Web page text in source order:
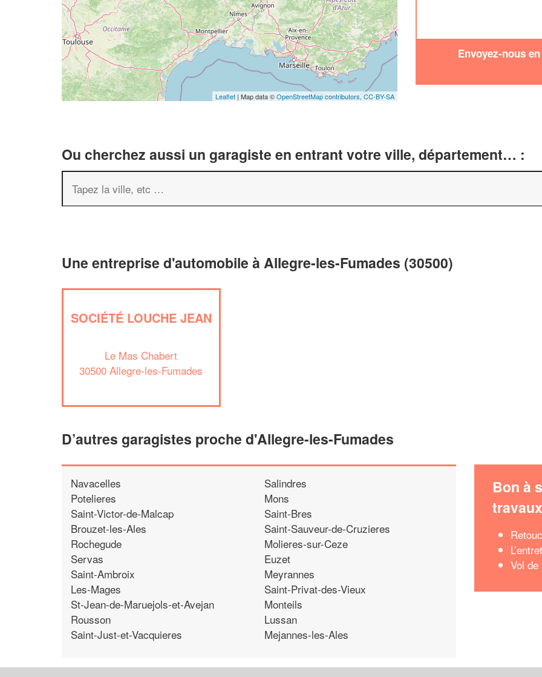
Leaflet | Map data ©OpenStreetMap contributors, CC-BY-SA
Envoyez-nous
Ou cherchez aussi un garagiste en entrant votre ville, département… :
Une entreprise d'automobile à Allegre-les-Fumades (30500)
SOCIÉTÉ LOUCHE JEAN
Le Mas Chabert
30500 Allegre-les-Fumades
D’autres garagistes proche d'Allegre-les-Fumades
Navacelles
Potelieres
Saint-Victor-de-Malcap
Brouzet-les-Ales
Rochegude
Servas
Saint-Ambroix
Les-Mages
St-Jean-de-Maruejols-et-Avejan
Rousson
Saint-Just-et-Vacquieres
Salindres
Mons
Saint-Bres
Saint-Sauveur-de-Cruzieres
Molieres-sur-Ceze
Euzet
Meyrannes
Saint-Privat-des-Vieux
Monteils
Lussan
Mejannes-les-Ales
Bon à
travaux
Vol